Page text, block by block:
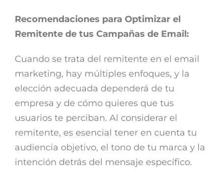
Recomendaciones para Optimizar el
Remitente de tus Campañas de Email:
Cuando se trata del remitente en el email
marketing, hay múltiples enfoques, y la
elección adecuada dependerá de tu
empresa y de cómo quieres que tus
usuarios te perciban. Al considerar el
remitente, es esencial tener en cuenta tu
audiencia objetivo, el tono de tu marca y la
intención detrás del mensaje específico.